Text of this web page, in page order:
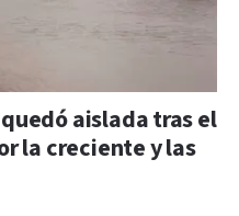
aislada tras el
la creciente y las